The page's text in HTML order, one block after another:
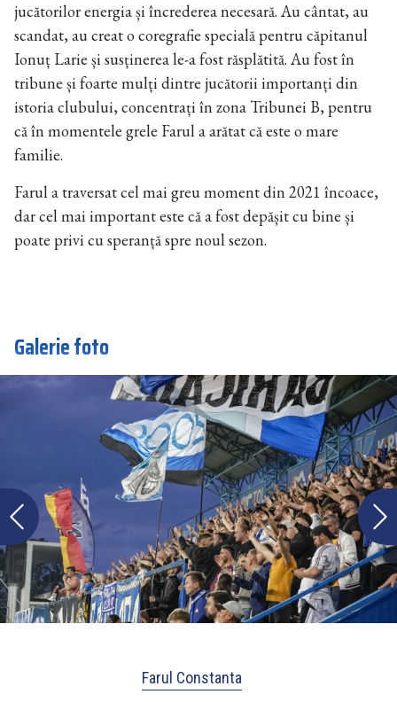
jucătorilor energia și încrederea necesară. Au cântat, au
scandat, au creat o coregrafie specială pentru căpitanul
Ionuț Larie și susținerea le-a fost răsplătită. Au fost în
tribune și foarte mulți dintre jucătorii importanți din
istoria clubului, concentrați în zona Tribunei B, pentru
că în momentele grele Farul a arătat că este o mare
familie.
Farul a traversat cel mai greu moment din 2021 încoace,
dar cel mai important este că a fost depășit cu bine și
poate privi cu speranță spre noul sezon.
Galerie foto
Farul Constanta